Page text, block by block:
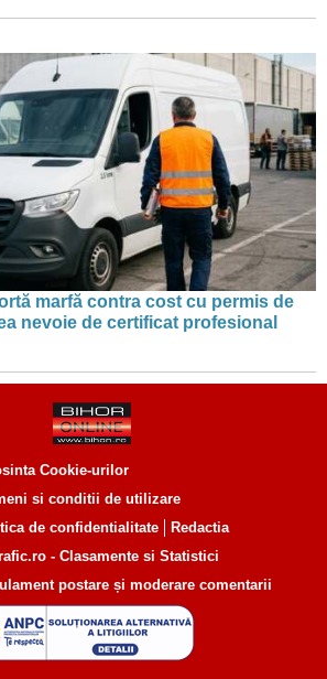
marfă contra cost cu permis de
nevoie de certificat profesional
Cookie-urilor
si conditii de utilizare
de confidentialitate
Redactia
postare și moderare comentarii